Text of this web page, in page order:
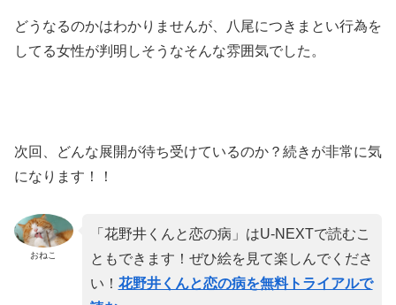
どうなるのかはわかりませんが、八尾につきまとい行為を
してる女性が判明しそうなそんな雰囲気でした。
次回、どんな展開が待ち受けているのか？続きが非常に気
になります！！
おねこ
「花野井くんと恋の病」はU-NEXTで読むこ
ともできます！ぜひ絵を見て楽しんでくださ
い！ 花野井くんと恋の病を無料トライアルで